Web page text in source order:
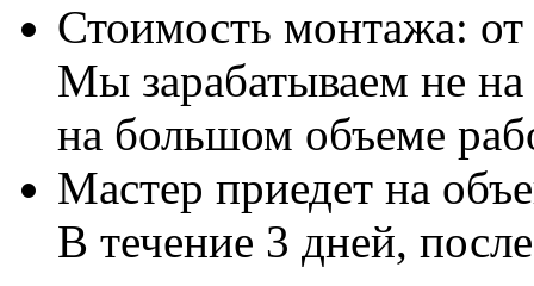
Стоимость монтажа:
Мы зарабатываем не на
на большом объеме
Мастер приедет на
В течение 3 дней,